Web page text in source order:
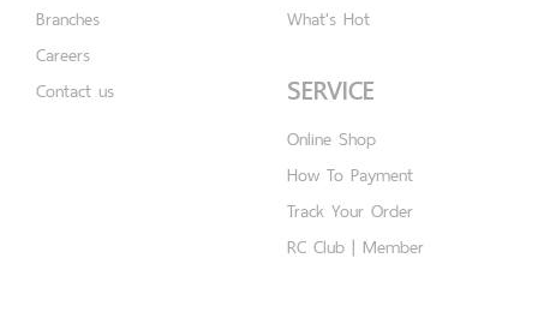
Branches
Careers
Contact us
What's Hot
SERVICE
Online Shop
How To Payment
Track Your Order
RC Club | Member